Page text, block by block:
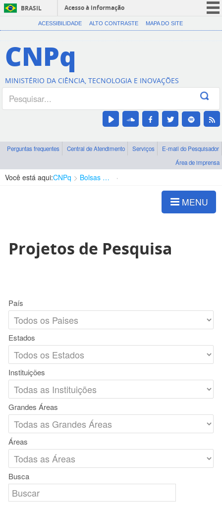
BRASIL
Acesso à informação
CORONAVÍRUS (COVID-19)
Canais
ACESSIBILIDADE ALTO CONTRASTE MAPA DO SITE
CNPq
MINISTÉRIO DA CIÊNCIA, TECNOLOGIA E INOVAÇÕES
Perguntas frequentes Central de Atendimento Serviços
E-mail do Pesquisador
Área de imprensa
Você está aqui:CNPq Bolsas e Auxílios Vigentes
MENU
Projetos de Pesquisa
País
Estados
Instituições
Grandes Áreas
Áreas
Busca